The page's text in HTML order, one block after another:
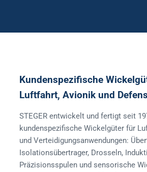
Kundenspezifische
Luftfahrt, Avionik und
STEGER entwickelt und fertigt seit
kundenspezifische Wickelgüter für
und Verteidigungsanwendungen:
Isolationsübertrager, Drosseln,
Präzisionsspulen und sensorische